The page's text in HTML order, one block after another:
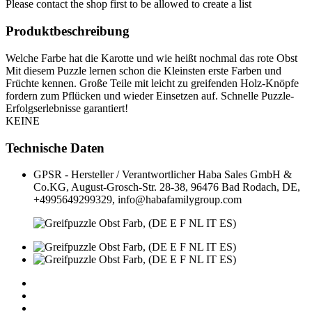
Please contact the shop first to be allowed to create a list
Produktbeschreibung
Welche Farbe hat die Karotte und wie heißt nochmal das rote Obst
Mit diesem Puzzle lernen schon die Kleinsten erste Farben und
Früchte kennen. Große Teile mit leicht zu greifenden Holz-Knöpfe
fordern zum Pflücken und wieder Einsetzen auf. Schnelle Puzzle-
Erfolgserlebnisse garantiert!
KEINE
Technische Daten
GPSR - Hersteller / Verantwortlicher Haba Sales GmbH &
Co.KG, August-Grosch-Str. 28-38, 96476 Bad Rodach, DE,
+4995649299329, info@habafamilygroup.com